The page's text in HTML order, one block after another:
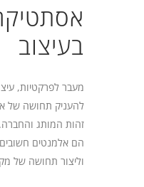
בעיצוב
מעבר לפרקטיות,
להעניק תחושה של
זהות המותג
הם אלמנטים
וליצור תחושה של